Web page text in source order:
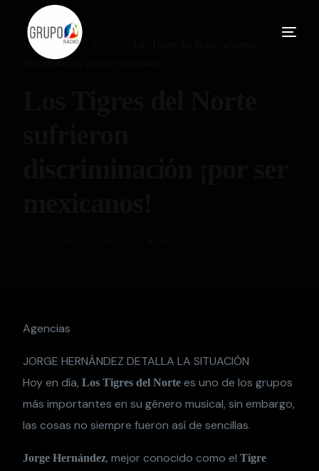
Home Blog
discriminación ¡por ser mexicanos!
Agencias
JORGE HERNÁNDEZ DETALLA LA SITUACIÓN
Hoy en día,Los Tigres del Norte es uno de los grupos
más importantes en su género musical, sin embargo,
las cosas no siempre fueron así de sencillas.
Jorge Hernández, mejor conocido como elTigre